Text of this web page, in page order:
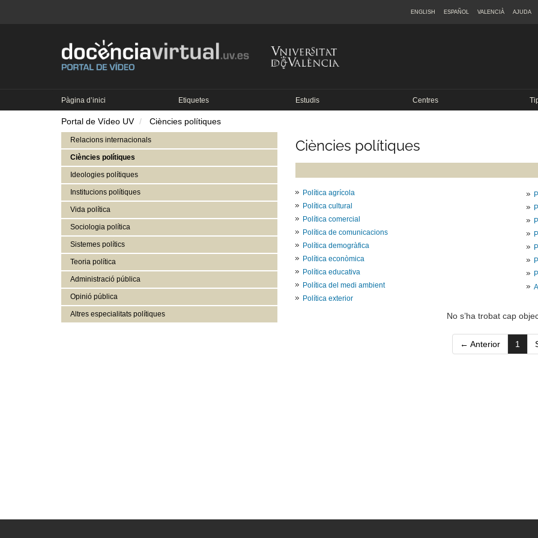
ENGLISH ESPAÑOL VALENCIÀ AJUDA
Pàgina d’inici Etiquetes Estudis Centres
Portal de Vídeo UV Ciències polítiques
Relacions internacionals
Ciències polítiques
Ideologies polítiques
Institucions polítiques
Vida política
Sociologia política
Sistemes polítics
Teoria política
Administració pública
Opinió pública
Altres especialitats polítiques
Ciències polítiques
Política agrícola
Política cultural
Política comercial
Política de comunicacions
Política demogràfica
Política econòmica
Política educativa
Política del medi ambient
Política exterior
No s’ha trobat cap
← Anterior 1